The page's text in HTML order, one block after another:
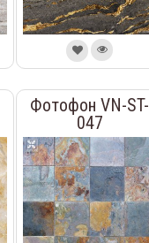
Фотофон VN-ST-
047